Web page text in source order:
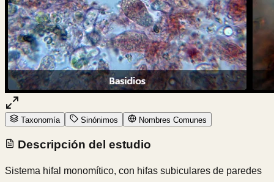
Taxonomía Sinónimos Nombres Comunes
Descripción del estudio
Sistema hifal monomítico, con hifas subiculares de paredes